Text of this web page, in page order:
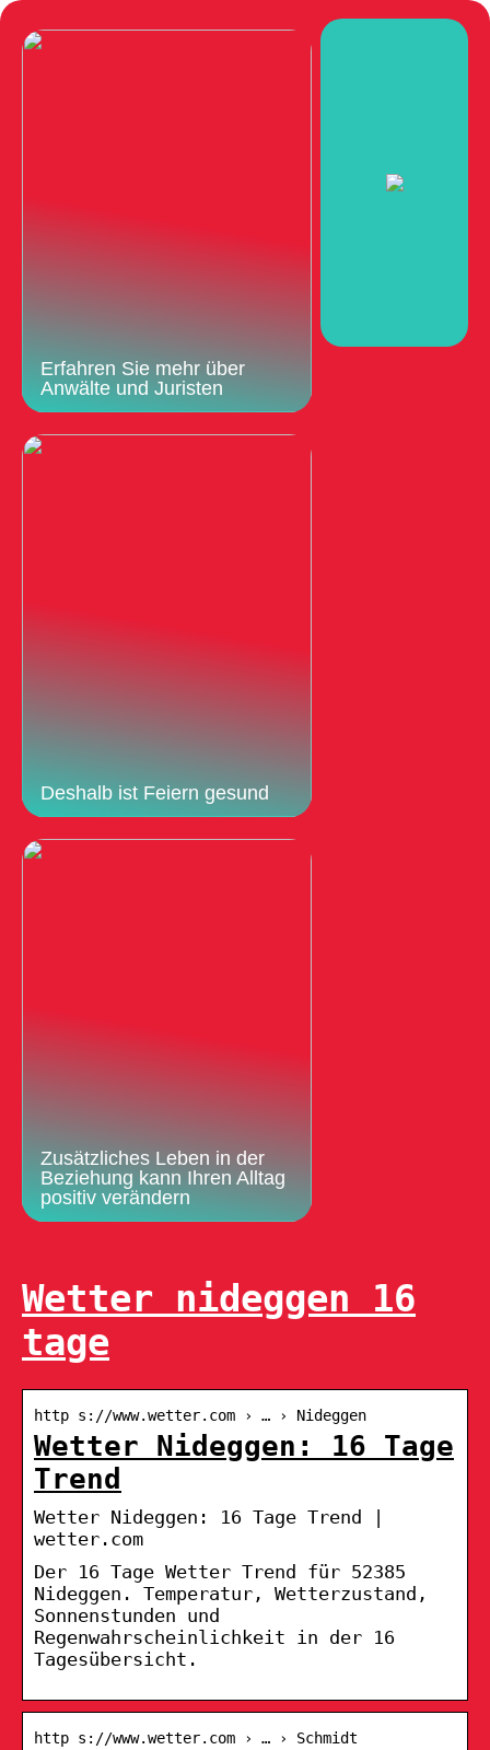
Erfahren Sie mehr über
Anwälte und Juristen
Deshalb ist Feiern gesund
Zusätzliches Leben in der
Beziehung kann Ihren Alltag
positiv verändern
Wetter nideggen 16
tage
http s://www.wetter.com › … › Nideggen
Wetter Nideggen: 16 Tage
Trend
Wetter Nideggen: 16 Tage Trend |
wetter.com
Der 16 Tage Wetter Trend für 52385
Nideggen. Temperatur, Wetterzustand,
Sonnenstunden und
Regenwahrscheinlichkeit in der 16
Tagesübersicht.
http s://www.wetter.com › … › Schmidt